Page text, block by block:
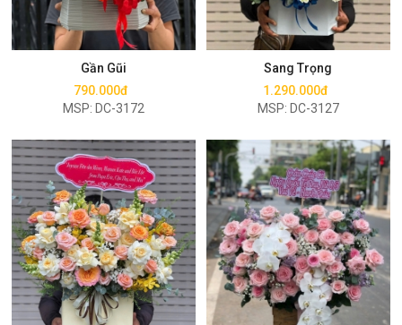
Gần Gũi
790.000đ
MSP: DC-3172
Mua ngay
Sang Trọng
1.290.000đ
MSP: DC-3127
Mua ngay